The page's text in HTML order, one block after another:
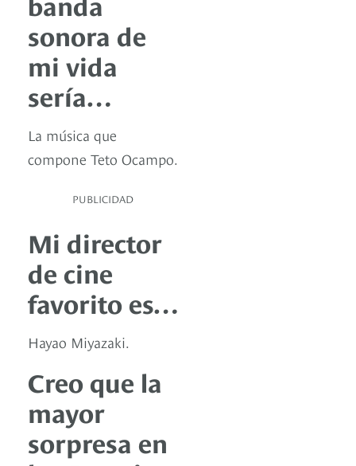
sonora de
mi vida
sería…
La música que
compone Teto Ocampo.
PUBLICIDAD
Mi director
de cine
favorito es…
Hayao Miyazaki.
Creo que la
mayor
sorpresa en